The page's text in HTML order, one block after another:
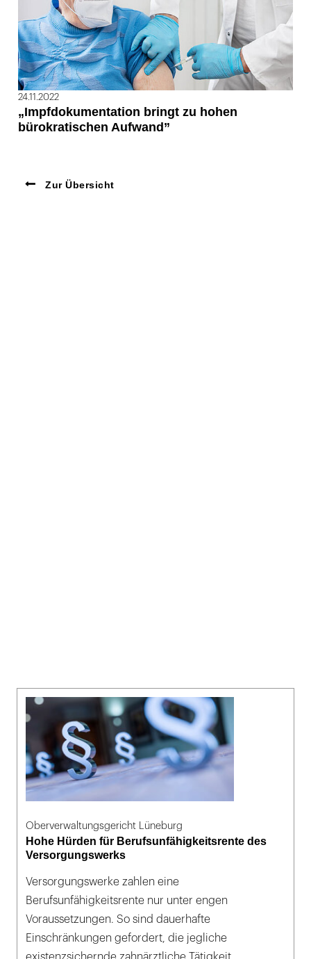
24.11.2022
„Impfdokumentation bringt zu hohen
bürokratischen Aufwand”
Zur Übersicht
Oberverwaltungsgericht Lüneburg
Hohe Hürden für Berufsunfähigkeitsrente des
Versorgungswerks
Versorgungswerke zahlen eine
Berufsunfähigkeitsrente nur unter engen
Voraussetzungen. So sind dauerhafte
Einschränkungen gefordert, die jegliche